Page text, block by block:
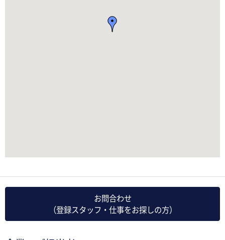
お問合わせ
（登録スタッフ・仕事をお探しの方）